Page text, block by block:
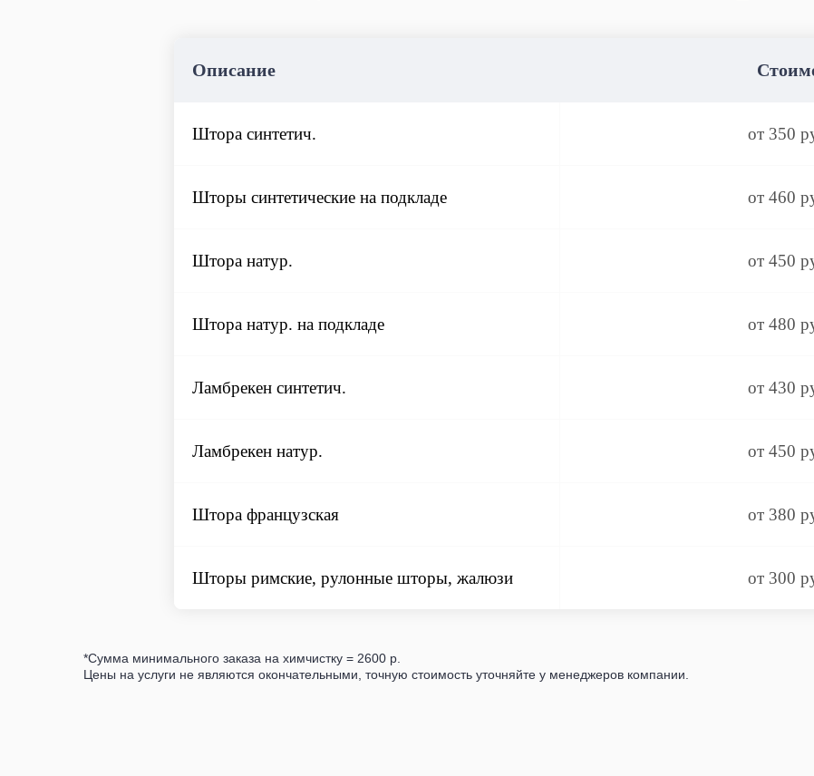
Описание
Штора синтетич. от 350
Шторы синтетические на подкладе от 460
Штора натур. от 450
Штора натур. на подкладе от 480
Ламбрекен синтетич. от 430
Ламбрекен натур. от 450
Штора французская от 380
Шторы римские, рулонные шторы, жалюзи от 300
*Сумма минимального заказа на химчистку = 2600 р.
Цены на услуги не являются окончательными, точную стоимость уточняйте у менеджеров компании.